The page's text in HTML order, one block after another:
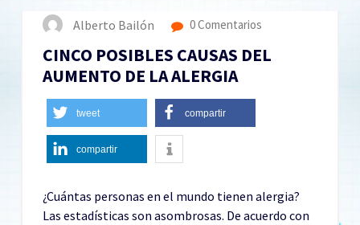
Alberto Bailón 0 Comentarios
CINCO POSIBLES CAUSAS DEL
AUMENTO DE LA ALERGIA
tweet compartir
compartir
¿Cuántas personas en el mundo tienen alergia?
Las estadísticas son asombrosas. De acuerdo con